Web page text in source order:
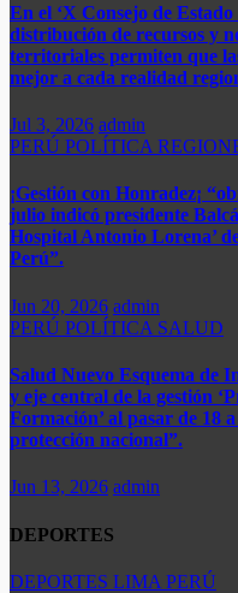
En el ‘X Consejo de
distribución de recursos y
territoriales permiten que
mejor a cada realidad
Jul 3, 2026 admin
PERÚ POLÍTICA
¡Gestión con Honradez¡
julio indicó presidente
Hospital Antonio Lorena’
Perú”.​
Jun 20, 2026 admin
PERÚ POLÍTICA SALUD
Salud Nuevo Esquema de
y eje central de la gestión
Formación’ al pasar de 18
protección nacional”.
Jun 13, 2026 admin
DEPORTES
DEPORTES LIMA PERÚ